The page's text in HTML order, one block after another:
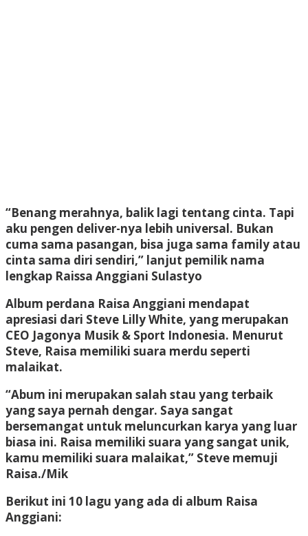
“Benang merahnya, balik lagi tentang cinta. Tapi
aku pengen deliver-nya lebih universal. Bukan
cuma sama pasangan, bisa juga sama family atau
cinta sama diri sendiri,” lanjut pemilik nama
lengkap Raissa Anggiani Sulastyo
Album perdana Raisa Anggiani mendapat
apresiasi dari Steve Lilly White, yang merupakan
CEO Jagonya Musik & Sport Indonesia. Menurut
Steve, Raisa memiliki suara merdu seperti
malaikat.
“Abum ini merupakan salah stau yang terbaik
yang saya pernah dengar. Saya sangat
bersemangat untuk meluncurkan karya yang luar
biasa ini. Raisa memiliki suara yang sangat unik,
kamu memiliki suara malaikat,” Steve memuji
Raisa./Mik
Berikut ini 10 lagu yang ada di album Raisa
Anggiani: